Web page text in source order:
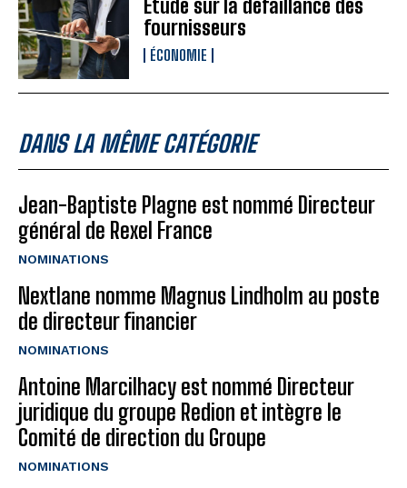
Etude sur la défaillance des
fournisseurs
ÉCONOMIE
DANS LA MÊME CATÉGORIE
Jean-Baptiste Plagne est nommé Directeur
général de Rexel France
NOMINATIONS
Nextlane nomme Magnus Lindholm au poste
de directeur financier
NOMINATIONS
Antoine Marcilhacy est nommé Directeur
juridique du groupe Redion et intègre le
Comité de direction du Groupe
NOMINATIONS